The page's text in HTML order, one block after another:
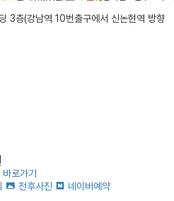
3층(강남역 10번출구에서 신논현역 방향
로가기
전후사진
네이버예약